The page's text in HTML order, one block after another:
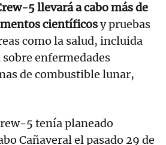
5 llevará a cabo más de
científicosy pruebas
como la salud, incluida
enfermedades
de combustible lunar,
5 tenía planeado
Cañaveral el pasado 29 de